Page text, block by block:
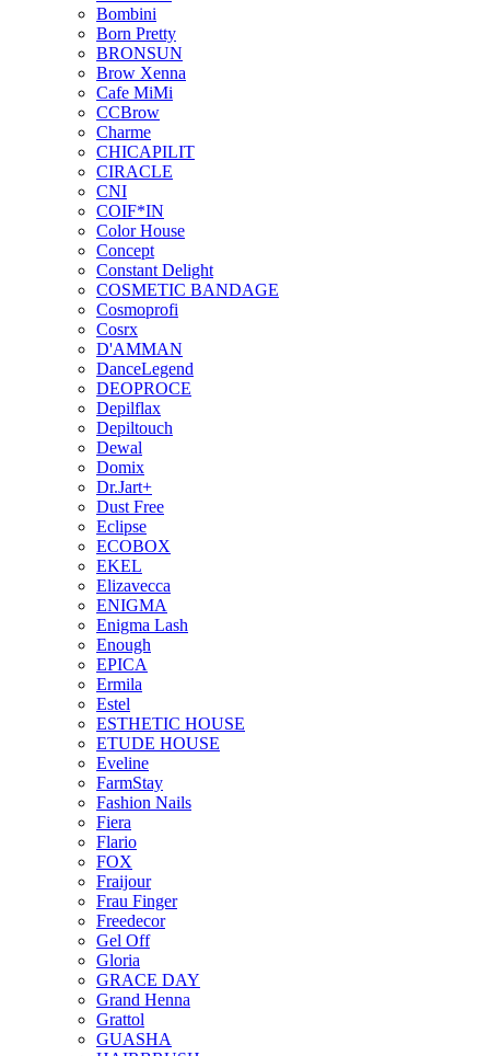
Bombini
Born Pretty
BRONSUN
Brow Xenna
Cafe MiMi
CCBrow
Charme
CHICAPILIT
CIRACLE
CNI
COIF*IN
Color House
Concept
Constant Delight
COSMETIC BANDAGE
Cosmoprofi
Cosrx
D'AMMAN
DanceLegend
DEOPROCE
Depilflax
Depiltouch
Dewal
Domix
Dr.Jart+
Dust Free
Eclipse
ECOBOX
EKEL
Elizavecca
ENIGMA
Enigma Lash
Enough
EPICA
Ermila
Estel
ESTHETIC HOUSE
ETUDE HOUSE
Eveline
FarmStay
Fashion Nails
Fiera
Flario
FOX
Fraijour
Frau Finger
Freedecor
Gel Off
Gloria
GRACE DAY
Grand Henna
Grattol
GUASHA